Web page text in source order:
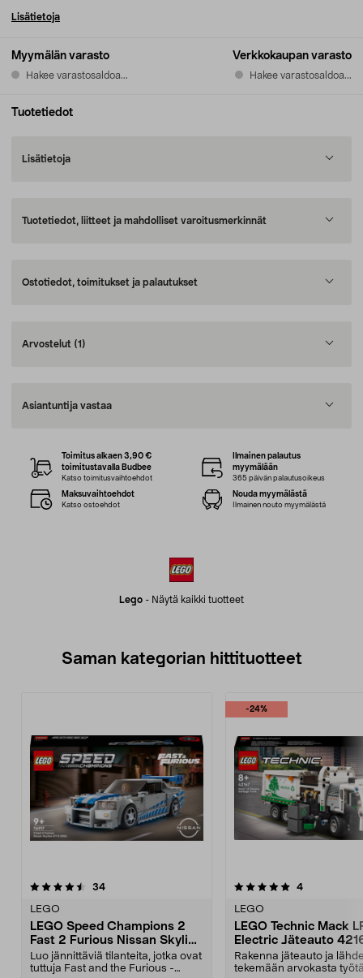
Myymälän varasto
Hakee varastosaldoa...
Verkkokaupan varasto
Hakee varastosaldoa...
Lisätietoja
Tuotetiedot
Lisätietoja
Tuotetiedot, liitteet ja mahdolliset varoitusmerkinnät
Ostotiedot, toimitukset ja palautukset
Arvostelut (1)
Asiantuntija vastaa
Lego - Näytä kaikki tuotteet
Toimitus alkaen 3,90 €
toimitustavalla Budbee
Katso toimitusvaihtoehdot
Ilmainen palautus
myymälään
365 päivän palautusoikeus
Maksuvaihtoehdot
Katso ostoehdot
Nouda myymälästä
Ilmainen nouto myymälästä
Saman kategorian hittituotteet
34arvostelut
LEGO
LEGO Speed Champions 2
Fast 2 Furious Nissan Skyline
GT-R (R34) 76917, yli 9-
vuotiaille
Luo jännittäviä tilanteita, jotka ovat
tuttuja Fast and the Furious -
-24%
5.0 viidestä
4arvostelut
LEGO
LEGO Technic Mack
Electric Jäteauto
vuotiaille
Rakenna jäteauto ja
tekemään arvokasta
5.0 viidestä